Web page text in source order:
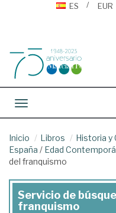
ES
EUR
Toggle navigation
Inicio Libros Historia y
España / Edad
del franquismo
Servicio de
franquismo